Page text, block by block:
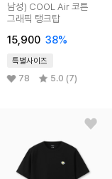
남성) COOL Air 코튼
그래픽 탱크탑
15,900 38%
특별사이즈
78 5.0 (7)